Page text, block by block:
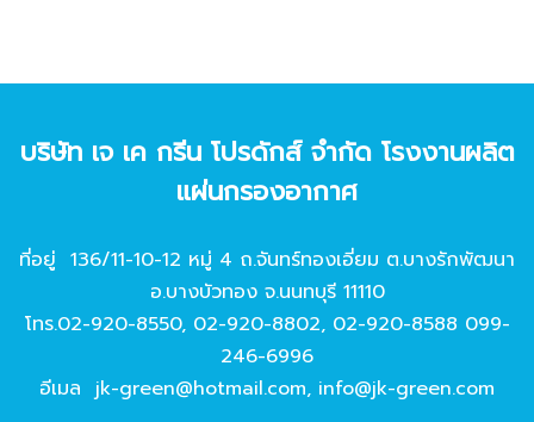
บริษัท เจ เค กรีน โปรดักส์ จํากัด โรงงานผลิต
แผ่นกรองอากาศ
ที่อยู่ 136/11-10-12 หมู่ 4 ถ.จันทร์ทองเอี่ยม ต.บางรักพัฒนา
อ.บางบัวทอง จ.นนทบุรี 11110
โทร.02-920-8550, 02-920-8802, 02-920-8588 099-
246-6996
อีเมล jk-green@hotmail.com, info@jk-green.com